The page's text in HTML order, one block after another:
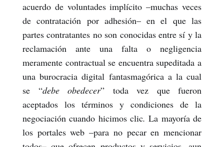
acuerdo de voluntades implícito –muchas veces
de contratación por adhesión– en el que las
partes contratantes no son conocidas entre sí y la
reclamación ante una falta o negligencia
meramente contractual se encuentra supeditada a
una burocracia digital fantasmagórica a la cual
se “debe obedecer” toda vez que fueron
aceptados los términos y condiciones de la
negociación cuando hicimos clic.La mayoría de
los portales web –para no pecar en mencionar